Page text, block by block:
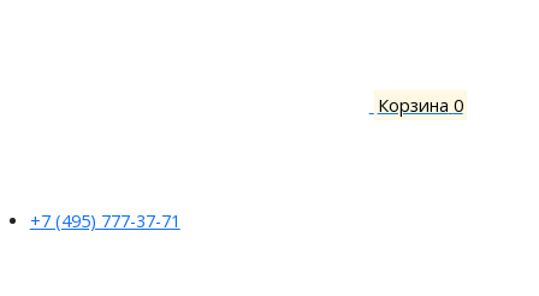
Корзина 0
+7 (495) 777-37-71